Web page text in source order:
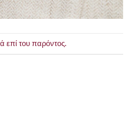
επί του παρόντος.